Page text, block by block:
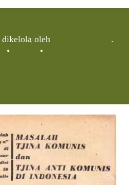
dikelola oleh
.
• •